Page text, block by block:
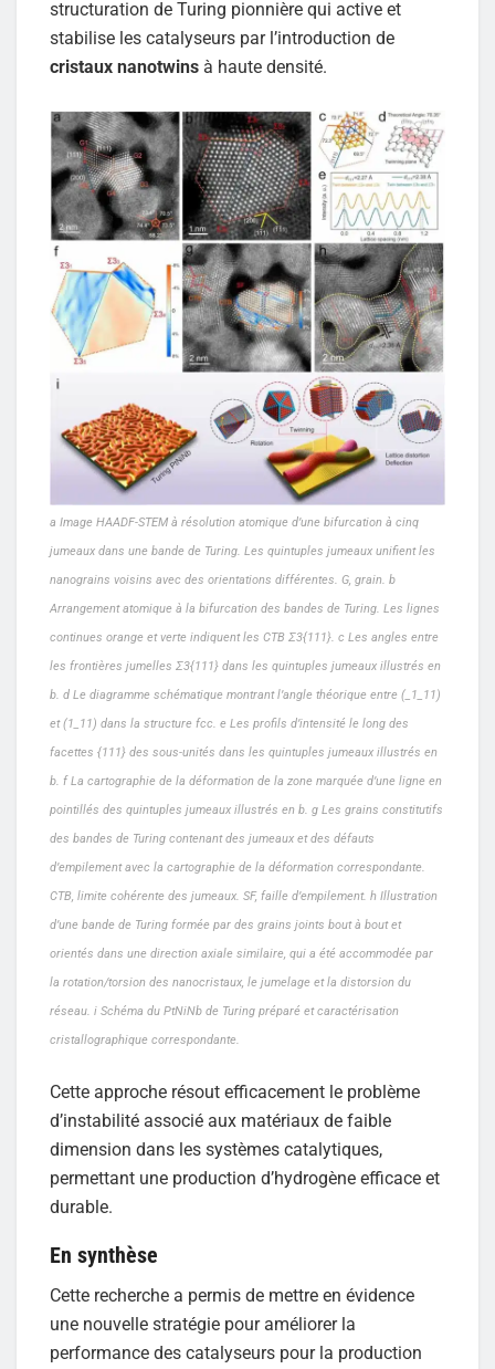
structuration de Turing pionnière qui active et
stabilise les catalyseurs par l’introduction de
cristaux nanotwins à haute densité.
a Image HAADF-STEM à résolution atomique d’une bifurcation à cinq
jumeaux dans une bande de Turing. Les quintuples jumeaux unifient les
nanograins voisins avec des orientations différentes. G, grain. b
Arrangement atomique à la bifurcation des bandes de Turing. Les lignes
continues orange et verte indiquent les CTB Σ3{111}. c Les angles entre
les frontières jumelles Σ3{111} dans les quintuples jumeaux illustrés en
b. d Le diagramme schématique montrant l’angle théorique entre (_1_11)
et (1_11) dans la structure fcc. e Les profils d’intensité le long des
facettes {111} des sous-unités dans les quintuples jumeaux illustrés en
b. f La cartographie de la déformation de la zone marquée d’une ligne en
pointillés des quintuples jumeaux illustrés en b. g Les grains constitutifs
des bandes de Turing contenant des jumeaux et des défauts
d’empilement avec la cartographie de la déformation correspondante.
CTB, limite cohérente des jumeaux. SF, faille d’empilement. h Illustration
d’une bande de Turing formée par des grains joints bout à bout et
orientés dans une direction axiale similaire, qui a été accommodée par
la rotation/torsion des nanocristaux, le jumelage et la distorsion du
réseau. i Schéma du PtNiNb de Turing préparé et caractérisation
cristallographique correspondante.
Cette approche résout efficacement le problème
d’instabilité associé aux matériaux de faible
dimension dans les systèmes catalytiques,
permettant une production d’hydrogène efficace et
durable.
En synthèse
Cette recherche a permis de mettre en évidence
une nouvelle stratégie pour améliorer la
performance des catalyseurs pour la production